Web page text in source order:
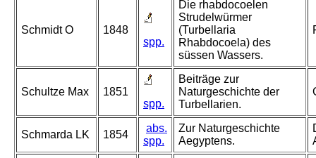
Schmidt O
1848
spp.
Die rhabdocoelen
Strudelwürmer
(Turbellaria
Rhabdocoela) des
süssen Wassers.
Schultze Max
1851
spp.
Beiträge zur
Naturgeschichte der
Turbellarien.
Schmarda LK 1854
abs.
spp.
Zur Naturgeschichte
Aegyptens.